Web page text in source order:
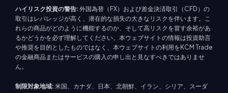
ハイリスク投資の警告: 外国為替（FX）および差金決済取引（CFD）の
取引はレバレッジが高く、潜在的な損失の大きなリスクを伴います。こ
れらの商品がどのように機能するのか、そして高リスクを冒す余裕があ
るかどうかを必ず理解してください。本ウェブサイトの情報は投資助言
や推奨を目的としたものではなく、本ウェブサイトの利用をKCM Trade
の金融商品またはサービスの購入の申し出と見なすべきではありませ
ん。
制限対象地域: 米国、カナダ、日本、北朝鮮、イラン、シリア、スーダ